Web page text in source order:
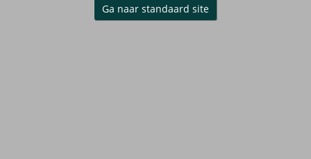
Ga naar standaard site